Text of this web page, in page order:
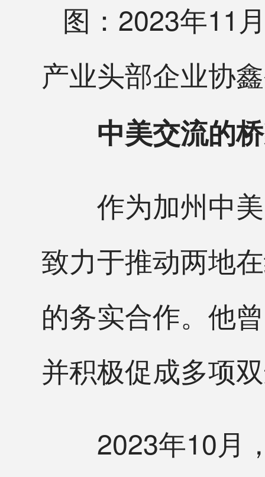
图：2023年11
产业头部企业协
中美交流的桥
作为加州中美
致力于推动两地
的务实合作。他
并积极促成多项
2023年10月，